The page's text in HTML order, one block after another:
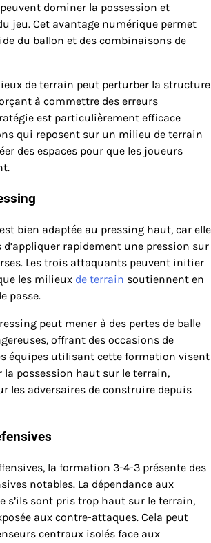
dominer la possession et
jeu. Cet avantage numérique permet
du ballon et des combinaisons de
de terrain peut perturber la structure
à commettre des erreurs
est particulièrement efficace
qui reposent sur un milieu de terrain
des espaces pour que les joueurs
bien adaptée au pressing haut, car elle
d’appliquer rapidement une pression sur
Les trois attaquants peuvent initier
les milieux de terrain soutiennent en
passe.
peut mener à des pertes de balle
offrant des occasions de
équipes utilisant cette formation visent
la possession haut sur le terrain,
les adversaires de construire depuis
la formation 3-4-3 présente des
notables. La dépendance aux
s’ils sont pris trop haut sur le terrain,
aux contre-attaques. Cela peut
centraux isolés face aux